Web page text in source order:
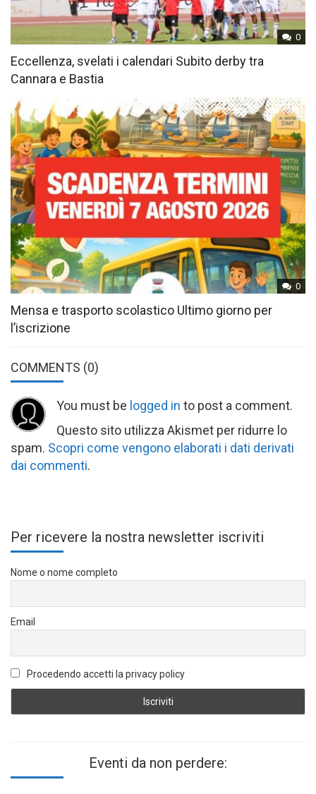
0
Eccellenza, svelati i calendari Subito derby tra
Cannara e Bastia
0
Mensa e trasporto scolastico Ultimo giorno per
l’iscrizione
COMMENTS (0)
You must be logged in to post a comment.
Questo sito utilizza Akismet per ridurre lo
spam. Scopri come vengono elaborati i dati derivati
dai commenti.
Per ricevere la nostra newsletter iscriviti
Nome o nome completo
Email
Procedendo accetti la privacy policy
Eventi da non perdere: